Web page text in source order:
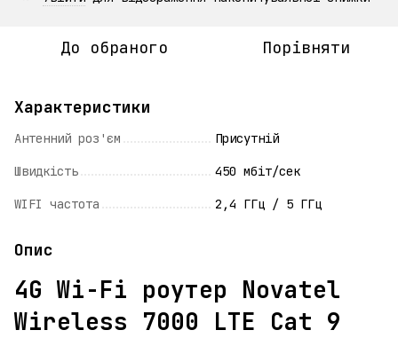
До обраного Порівняти
Характеристики
Антенний роз'єм Присутній
Швидкість 450 мбіт/сек
WIFI частота 2,4 ГГц / 5 ГГц
Опис
4G Wi-Fi роутер Novatel
Wireless 7000 LTE Cat 9